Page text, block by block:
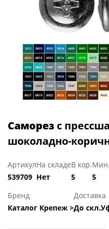
Саморез с
шоколадно-
Артикул
539709
На складе
Нет
В кор.
5
5
Бренд
Каталог Крепеж >
Доставка
До